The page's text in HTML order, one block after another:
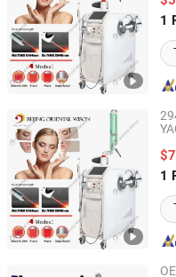
1
Beijing, China
1
Beijing DALI Beauty
Beijing, China